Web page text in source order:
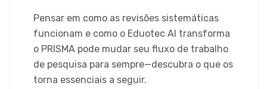
Pensar em como as revisões sistemáticas
funcionam e como o Eduotec AI transforma
o PRISMA pode mudar seu fluxo de trabalho
de pesquisa para sempre—descubra o que os
torna essenciais a seguir.